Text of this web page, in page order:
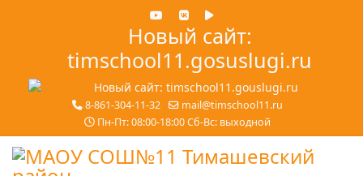
Новый сайт:
timschool11.gosuslugi.ru
8-861-304-11-32
mail@timschool11.ru
Пн-Пт: 08:00-18:00 Сб-Вс: выходной